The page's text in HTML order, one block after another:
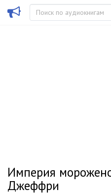
Империя
Джеффри